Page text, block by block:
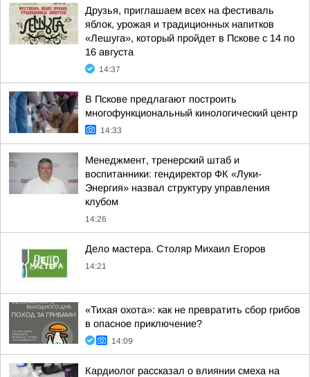
Друзья, приглашаем всех на фестиваль
яблок, урожая и традиционных напитков
«Лешуга», который пройдет в Пскове с 14 по
16 августа
14:37
В Пскове предлагают построить
многофункциональный кинологический центр
14:33
Менеджмент, тренерский штаб и
воспитанники: гендиректор ФК «Луки-
Энергия» назвал структуру управления
клубом
14:26
Дело мастера. Столяр Михаил Егоров
14:21
«Тихая охота»: как не превратить сбор грибов
в опасное приключение?
14:09
Кардиолог рассказал о влиянии смеха на